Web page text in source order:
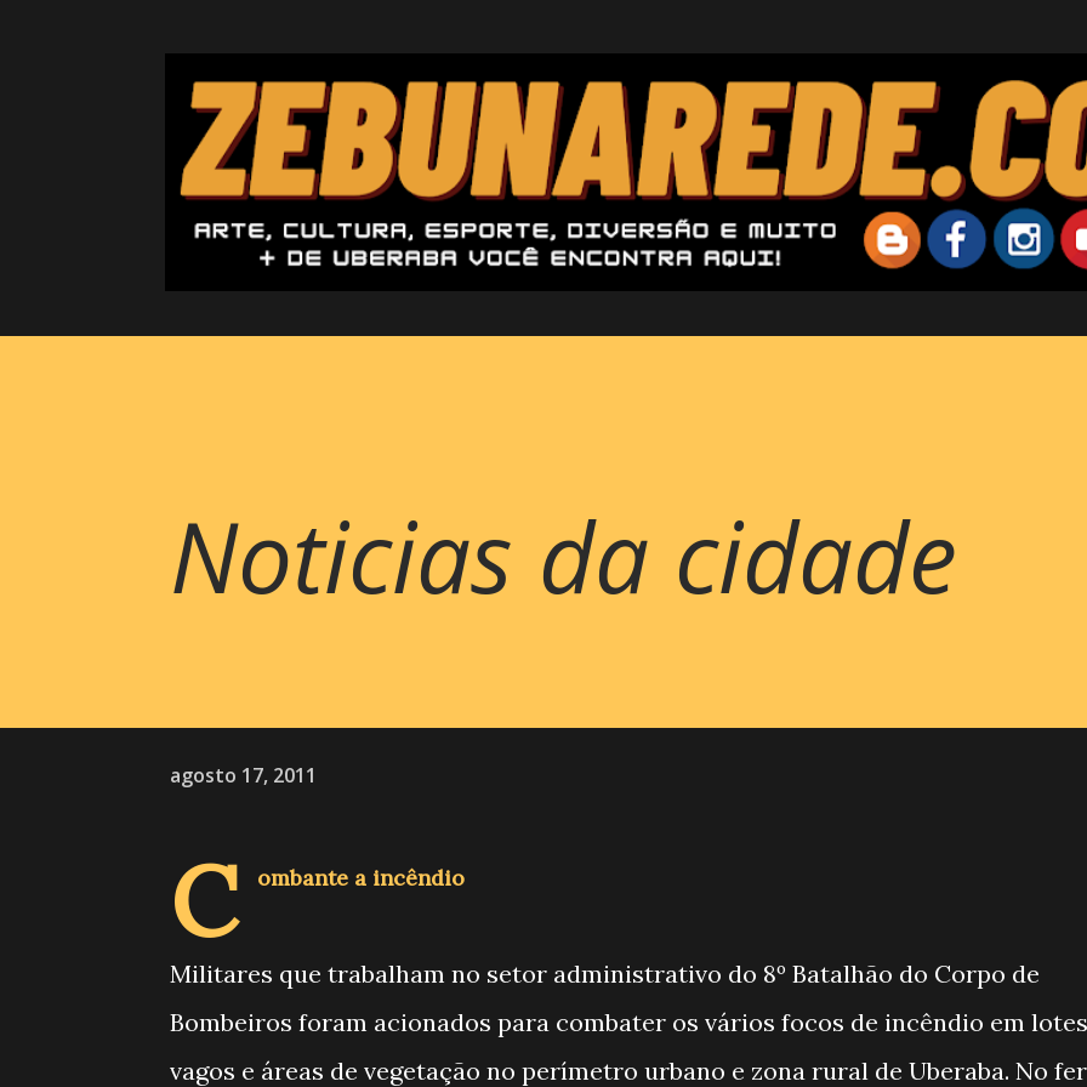
Noticias da cidade
agosto 17, 2011
C ombante a incêndio
Militares que trabalham no setor administrativo do 8º Batalhão do Corpo de
Bombeiros foram acionados para combater os vários focos de incêndio em lotes
vagos e áreas de vegetação no perímetro urbano e zona rural de Uberaba. No